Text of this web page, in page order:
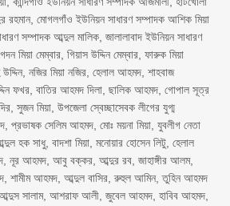
রহমান, মোগলগাঁও ইউনিয়ন সাধারণ সম্পাদক আশিক মিয়া
সম্পাদক আব্দুল মালিক, জালালাবাদ ইউনিয়ন সাধারণ
মিয়া মেম্বার, গিয়াস উদ্দিন মেম্বার, ফারুক মিয়া
উদ্দিন, নজির মিয়া নজির, হেলাল আহমদ, শাহবাজ
ফখর, বাতির আহমদ দিলা, ছালিক আহমদ, গোপাল সূত্র
সুজন মিয়া, উপজেলা স্বেচ্ছাসেবক লীগের যুগ্ম
প্রভাষক সেলিম আহমদ, মোঃ ময়না মিয়া, যুবলীগ নেতা
হক সাধু, বাদশা মিয়া, মনোয়ার হোসেন লিটু, হেলাল
নূর আহমদ, আবু বক্কর, আব্দুর রব, জাহাঙ্গীর আলম,
শামীম আহমদ, আব্দুল বাসির, রুহুল আমিন, তুহিন আহমদ
সালাম, আশরাফ আলী, জুবেল আহমদ, হাবিব আহমদ,